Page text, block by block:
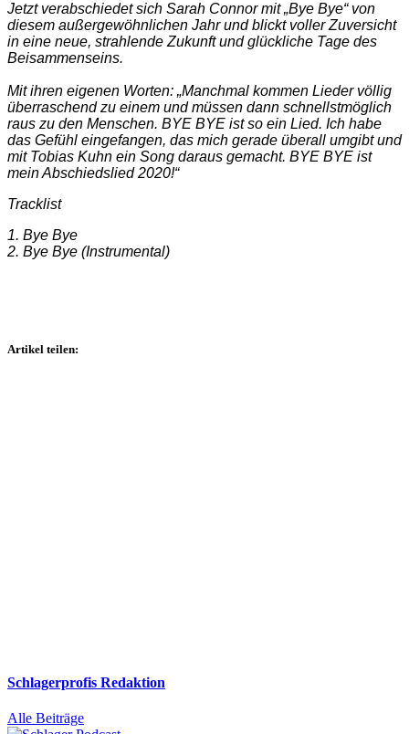
Jetzt verabschiedet sich Sarah Connor mit „Bye Bye“ von
diesem außergewöhnlichen Jahr und blickt voller Zuversicht
in eine neue, strahlende Zukunft und glückliche Tage des
Beisammenseins.
Mit ihren eigenen Worten: „Manchmal kommen Lieder völlig
überraschend zu einem und müssen dann schnellstmöglich
raus zu den Menschen. BYE BYE ist so ein Lied. Ich habe
das Gefühl eingefangen, das mich gerade überall umgibt und
mit Tobias Kuhn ein Song daraus gemacht. BYE BYE ist
mein Abschiedslied 2020!“
Tracklist
1. Bye Bye
2. Bye Bye (Instrumental)
Artikel teilen:
Schlagerprofis Redaktion
Alle Beiträge